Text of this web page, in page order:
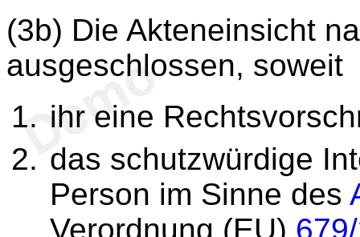
(3b) Die Akteneinsicht
ausgeschlossen, soweit
ihr eine
das schutzwürdige
Person im Sinne des
Verordnung (EU)